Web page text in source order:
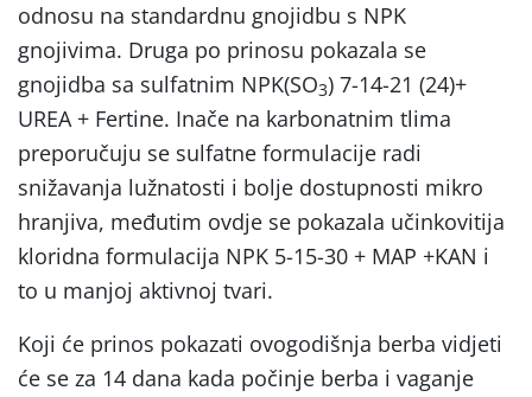
odnosu na standardnu gnojidbu s NPK
gnojivima. Druga po prinosu pokazala se
gnojidba sa sulfatnim NPK(SO3) 7-14-21 (24)+
UREA + Fertine. Inače na karbonatnim tlima
preporučuju se sulfatne formulacije radi
snižavanja lužnatosti i bolje dostupnosti mikro
hranjiva, međutim ovdje se pokazala učinkovitija
kloridna formulacija NPK 5-15-30 + MAP +KAN i
to u manjoj aktivnoj tvari.
Koji će prinos pokazati ovogodišnja berba vidjeti
će se za 14 dana kada počinje berba i vaganje